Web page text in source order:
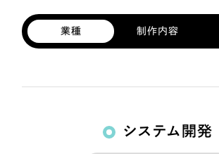
業種 制作内容
システム開発